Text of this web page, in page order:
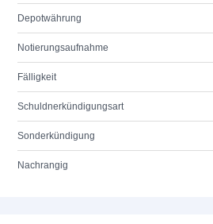
Depotwährung
Notierungsaufnahme
Fälligkeit
Schuldnerkündigungsart
Sonderkündigung
Nachrangig